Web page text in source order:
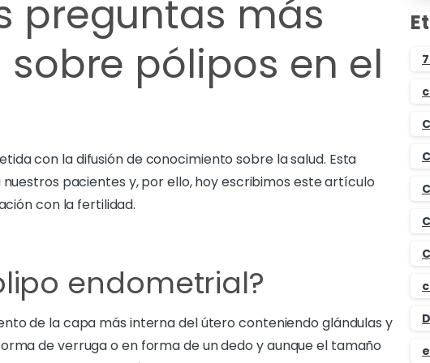
preguntas más
pólipos en el
con la difusión de conocimiento sobre la salud. Esta
pacientes y, por ello, hoy escribimos este artículo
con la fertilidad.
endometrial?
de la capa más interna del útero conteniendo glándulas y
de verruga o en forma de un dedo y aunque el tamaño